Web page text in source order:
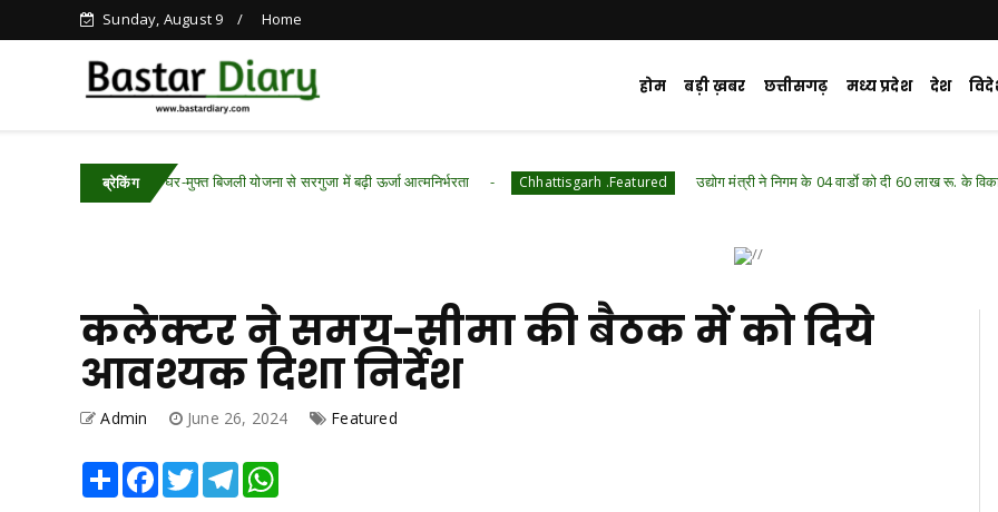
Sunday, August 9 Home
होम बड़ी ख़बर छत्तीसगढ़ मध्य प्रदेश देश
ब्रेकिंग
सूर्य घर-मुफ्त बिजली योजना से सरगुजा में बढ़ी ऊर्जा आत्मनिर्भरता Chhattisgarh .Featured उद्योग मंत्री ने निगम के 04 वार्डाे को दी 60 लाख रू. के विकास कार्याे की सौगात
कलेक्टर ने समय-सीमा की बैठक में को दिये
आवश्यक दिशा निर्देश
Admin June 26, 2024 Featured
Share Facebook
TwitterTelegram